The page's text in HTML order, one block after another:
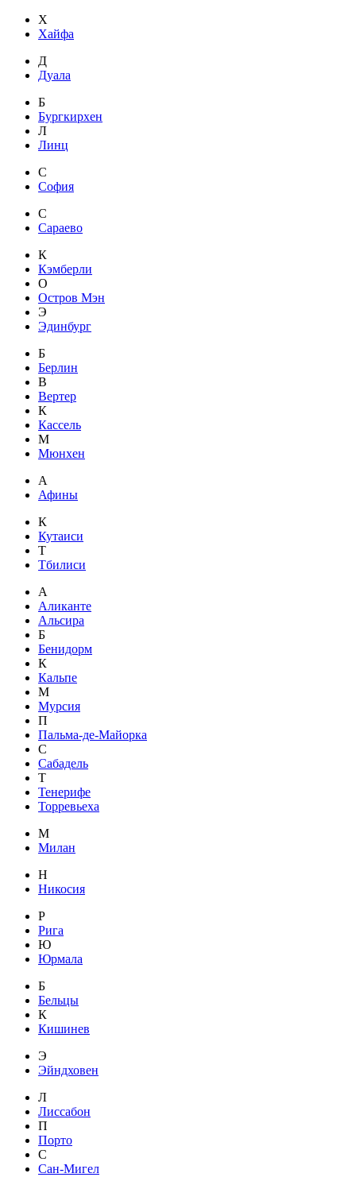
Х
Хайфа
Д
Дуала
Б
Бургкирхен
Л
Линц
С
София
С
Сараево
К
Кэмберли
О
Остров Мэн
Э
Эдинбург
Б
Берлин
В
Вертер
К
Кассель
М
Мюнхен
А
Афины
К
Кутаиси
Т
Тбилиси
А
Аликанте
Альсира
Б
Бенидорм
К
Кальпе
М
Мурсия
П
Пальма-де-Майорка
С
Сабадель
Т
Тенерифе
Торревьеха
М
Милан
Н
Никосия
Р
Рига
Ю
Юрмала
Б
Бельцы
К
Кишинев
Э
Эйндховен
Л
Лиссабон
П
Порто
С
Сан-Мигел